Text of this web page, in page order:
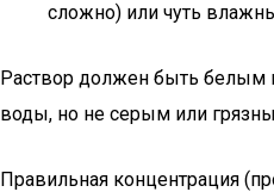
сложно) или чуть
Раствор должен быть белым
воды, но не серым или
Правильная концентрация